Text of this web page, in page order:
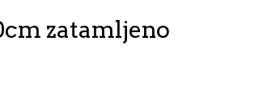
zatamljeno